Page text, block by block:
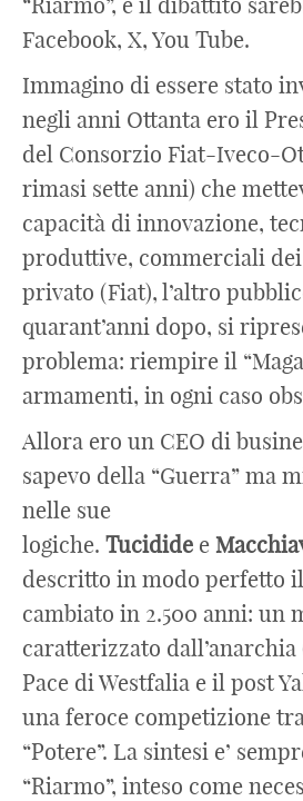
Facebook, X, You Tube.
Immagino di essere stato
negli anni Ottanta ero il
del Consorzio Fiat-Iveco-
rimasi sette anni) che
capacità di innovazione,
produttive, commerciali
privato (Fiat), l’altro
quarant’anni dopo, si
problema: riempire il
armamenti, in ogni caso
Allora ero un CEO di
sapevo della “Guerra” ma
nelle sue
logiche. Tucidide e
descritto in modo perfetto
cambiato in 2.500 anni: un
caratterizzato
Pace di Westfalia e il post
una feroce competizione
“Potere”. La sintesi e’
“Riarmo”, inteso come